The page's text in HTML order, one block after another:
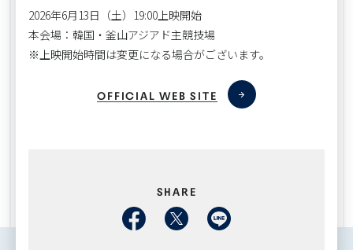
2026年6月13日（土）19:00上映開始
本会場：韓国・釜山アジアド主競技場
※上映開始時間は変更になる場合がございます。
OFFICIAL WEB SITE
SHARE